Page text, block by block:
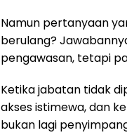
Namun pertanyaan
berulang?
pengawasan, tetapi
Ketika jabatan tidak
akses istimewa, dan
bukan lagi